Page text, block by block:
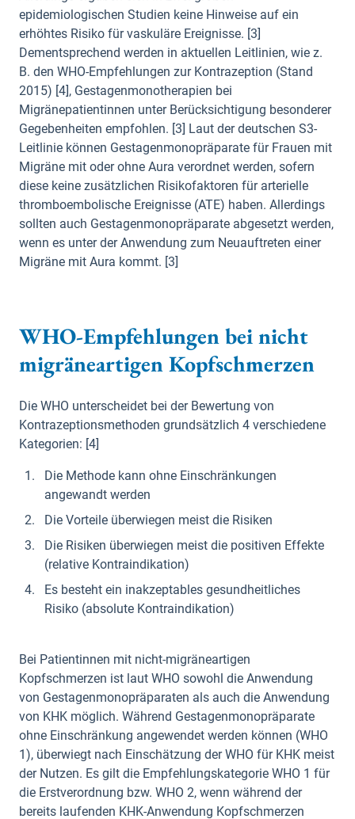
epidemiologischen Studien keine Hinweise auf ein
erhöhtes Risiko für vaskuläre Ereignisse. [3]
Dementsprechend werden in aktuellen Leitlinien, wie z.
B. den WHO-Empfehlungen zur Kontrazeption (Stand
2015) [4], Gestagenmonotherapien bei
Migränepatientinnen unter Berücksichtigung besonderer
Gegebenheiten empfohlen. [3] Laut der deutschen S3-
Leitlinie können Gestagenmonopräparate für Frauen mit
Migräne mit oder ohne Aura verordnet werden, sofern
diese keine zusätzlichen Risikofaktoren für arterielle
thromboembolische Ereignisse (ATE) haben. Allerdings
sollten auch Gestagenmonopräparate abgesetzt werden,
wenn es unter der Anwendung zum Neuauftreten einer
Migräne mit Aura kommt. [3]
WHO-Empfehlungen bei nicht
migräneartigen Kopfschmerzen
Die WHO unterscheidet bei der Bewertung von
Kontrazeptionsmethoden grundsätzlich 4 verschiedene
Kategorien: [4]
Die Methode kann ohne Einschränkungen
angewandt werden
Die Vorteile überwiegen meist die Risiken
Die Risiken überwiegen meist die positiven Effekte
(relative Kontraindikation)
Es besteht ein inakzeptables gesundheitliches
Risiko (absolute Kontraindikation)
Bei Patientinnen mit nicht-migräneartigen
Kopfschmerzen ist laut WHO sowohl die Anwendung
von Gestagenmonopräparaten als auch die Anwendung
von KHK möglich. Während Gestagenmonopräparate
ohne Einschränkung angewendet werden können (WHO
1), überwiegt nach Einschätzung der WHO für KHK meist
der Nutzen. Es gilt die Empfehlungskategorie WHO 1 für
die Erstverordnung bzw. WHO 2, wenn während der
bereits laufenden KHK-Anwendung Kopfschmerzen